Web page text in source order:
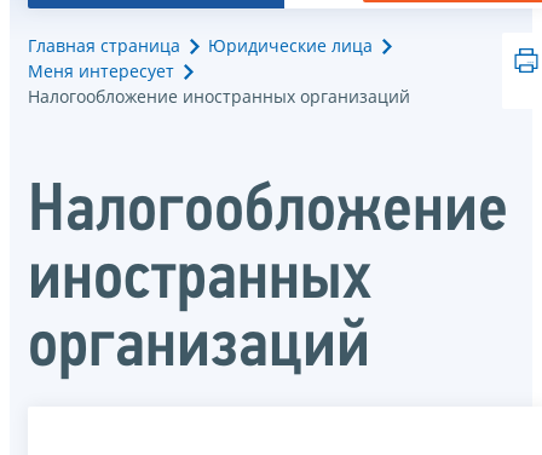
Главная страница
Юридические лица
Меня интересует
Налогообложение иностранных организаций
Налогообложение
иностранных
организаций